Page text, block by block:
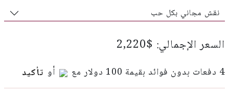
نقش مجاني بكل حب
السعر الإجمالي: $2,220
4 دفعات بدون فوائد بقيمة 100 دولار مع أو تأكيد